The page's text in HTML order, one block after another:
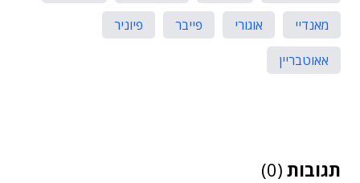
מאנדיי
אוגורי פייבר
פיוניר
אאוטבריין
תגובות (0)